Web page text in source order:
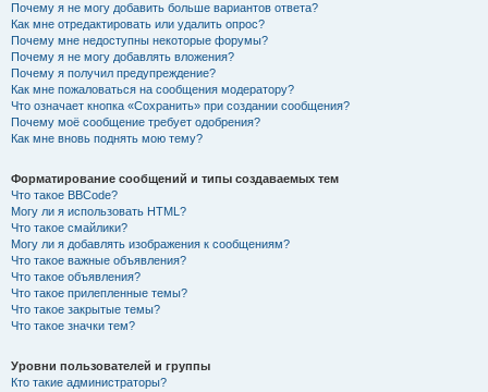
Почему я не могу добавить больше вариантов ответа?
Как мне отредактировать или удалить опрос?
Почему мне недоступны некоторые форумы?
Почему я не могу добавлять вложения?
Почему я получил предупреждение?
Как мне пожаловаться на сообщения модератору?
Что означает кнопка «Сохранить» при создании сообщения?
Почему моё сообщение требует одобрения?
Как мне вновь поднять мою тему?
Форматирование сообщений и типы создаваемых тем
Что такое BBCode?
Могу ли я использовать HTML?
Что такое смайлики?
Могу ли я добавлять изображения к сообщениям?
Что такое важные объявления?
Что такое объявления?
Что такое прилепленные темы?
Что такое закрытые темы?
Что такое значки тем?
Уровни пользователей и группы
Кто такие администраторы?